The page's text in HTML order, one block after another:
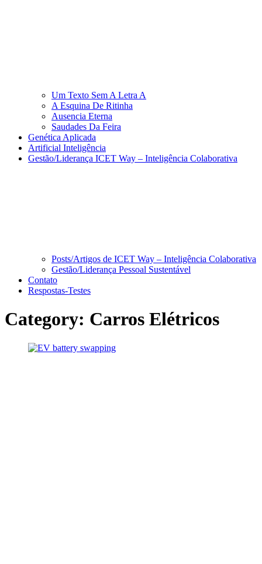
Um Texto Sem A Letra A
A Esquina De Ritinha
Ausencia Eterna
Saudades Da Feira
Genética Aplicada
Artificial Inteligência
Gestão/Liderança ICET Way – Inteligência Colaborativa
Posts/Artigos de ICET Way – Inteligência Colaborativa
Gestão/Liderança Pessoal Sustentável
Contato
Respostas-Testes
Category: Carros Elétricos